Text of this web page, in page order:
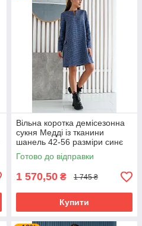
Вільна коротка демісезонна
сукня Медді із тканини
шанель 42-56 разміри синє
Готово до відправки
1 570,50 ₴ 1 745 ₴
Купити